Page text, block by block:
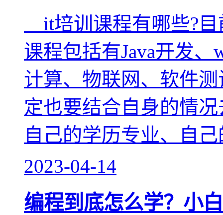
it培训课程有哪些?目
课程包括有Java开发
计算、物联网、软件
定也要结合自身的情
自己的学历专业、自
2023-04-14
编程到底怎么学？小